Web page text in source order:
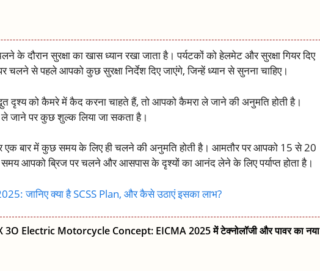
के दौरान सुरक्षा का खास ध्यान रखा जाता है। पर्यटकों को हेलमेट और सुरक्षा गियर दिए
चलने से पहले आपको कुछ सुरक्षा निर्देश दिए जाएंगे, जिन्हें ध्यान से सुनना चाहिए।
दृश्य को कैमरे में कैद करना चाहते हैं, तो आपको कैमरा ले जाने की अनुमति होती है।
ले जाने पर कुछ शुल्क लिया जा सकता है।
एक बार में कुछ समय के लिए ही चलने की अनुमति होती है। आमतौर पर आपको 15 से 20
आपको ब्रिज पर चलने और आसपास के दृश्यों का आनंद लेने के लिए पर्याप्त होता है।
जानिए क्या है SCSS Plan, और कैसे उठाएं इसका लाभ?
3O Electric Motorcycle Concept: EICMA 2025 में टेक्नोलॉजी और पावर का नया